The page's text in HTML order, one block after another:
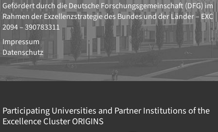
Gefördert durch dieDeutsche Forschungsgemeinschaft (DFG) im
Rahmen der Exzellenzstrategie des Bundes und der Länder – EXC
2094 – 390783311
Impressum
Datenschutz
Participating Universities and Partner Institutions of the
Excellence ClusterORIGINS